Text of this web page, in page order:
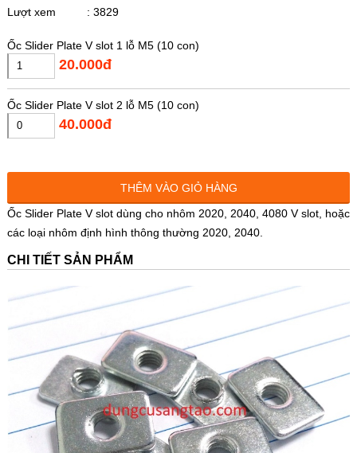
Lượt xem
: 3829
Ốc Slider Plate V slot 1 lỗ M5 (10 con)
20.000đ
Ốc Slider Plate V slot 2 lỗ M5 (10 con)
40.000đ
THÊM VÀO GIỎ HÀNG
Ốc Slider Plate V slot dùng cho nhôm 2020, 2040, 4080 V slot, hoặc
các loại nhôm định hình thông thường 2020, 2040.
CHI TIẾT SẢN PHẨM